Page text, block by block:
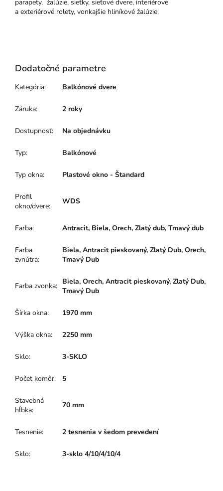
parapety, žalúzie, sieťky, sieťové dvere, interiérové
a exteriérové rolety, vonkajšie hliníkové žalúzie.
Dodatočné parametre
Kategória: Balkónové dvere
Záruka: 2 roky
Dostupnosť: Na objednávku
Typ: Balkónové
Typ okna: Plastové okno - Štandard
Profil
okno/dvere:
WDS
Farba: Antracit, Biela, Orech, Zlatý dub, Tmavý dub
Farba
zvnútra:
Biela, Antracit pieskovaný, Zlatý Dub, Orech,
Tmavý Dub
Farba zvonka: Biela, Orech, Antracit pieskovaný, Zlatý Dub,
Tmavý Dub
Šírka okna: 1970 mm
Výška okna: 2250 mm
Sklo: 3-SKLO
Počet komôr: 5
Stavebná
hĺbka:
70 mm
Tesnenie: 2 tesnenia v šedom prevedení
Sklo: 3-sklo 4/10/4/10/4